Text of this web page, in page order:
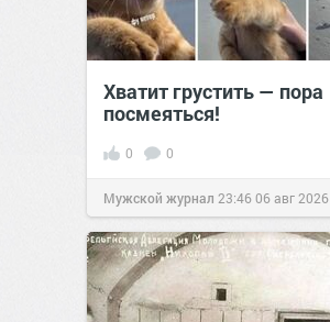
Хватит грустить — пора
посмеяться!
0 0
Мужской журнал 23:4606 авг 2026